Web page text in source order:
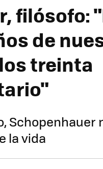
filósofo:
de
treinta
Schopenhauer
la vida